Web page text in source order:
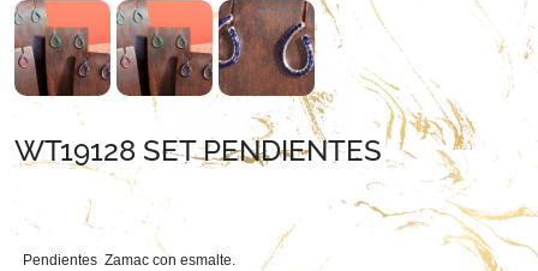
WT19128 SET PENDIENTES
Pendientes Zamac con esmalte.